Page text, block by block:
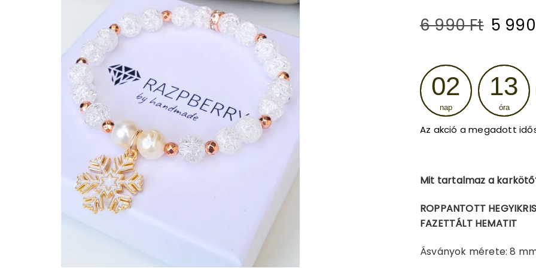
6 990Ft
was:
6
990
5 990
02
nap
13
óra
Az akció a megadott
Mit tartalmaz a
ROPPANTOTT
FAZETTÁLT HEMATIT
Ásványok mérete: 8